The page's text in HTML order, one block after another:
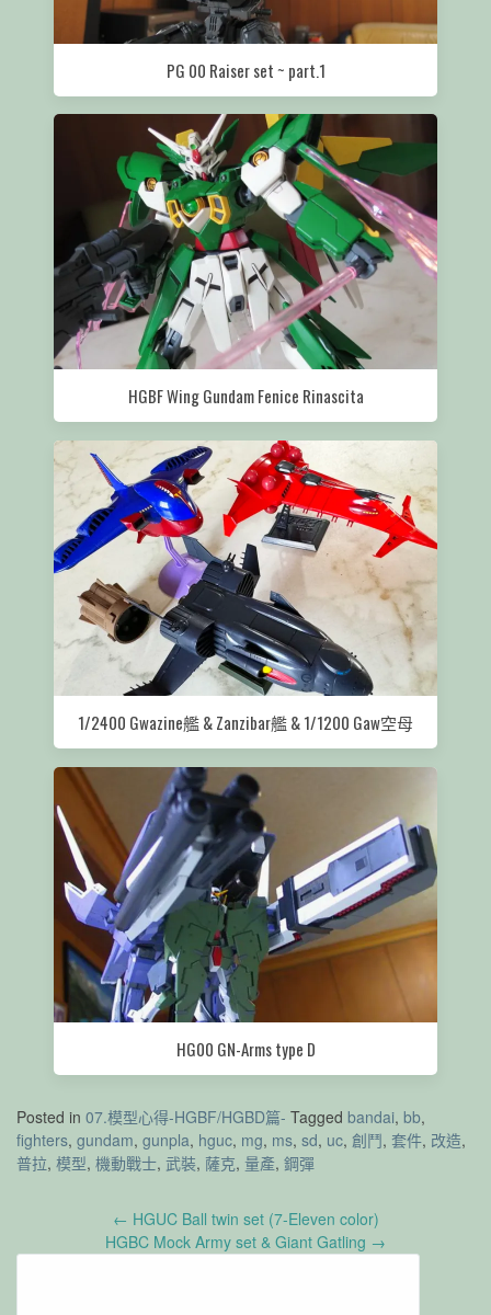
PG 00 Raiser set ~ part.1
HGBF Wing Gundam Fenice Rinascita
1/2400 Gwazine艦 & Zanzibar艦 & 1/1200 Gaw空母
HG00 GN-Arms type D
Posted in 07.模型心得-HGBF/HGBD篇- Tagged bandai, bb,
fighters, gundam, gunpla, hguc, mg, ms, sd, uc, 創鬥, 套件, 改造,
普拉, 模型, 機動戰士, 武裝, 薩克, 量產, 鋼彈
← HGUC Ball twin set (7-Eleven color)
HGBC Mock Army set & Giant Gatling →